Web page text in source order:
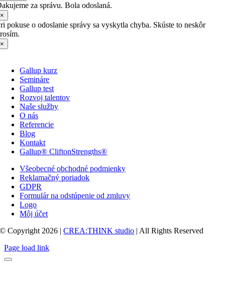
za správu. Bola odoslaná.
×
pokuse o odoslanie správy sa vyskytla chyba. Skúste to neskôr
×
Gallup kurz
Semináre
Gallup test
Rozvoj talentov
Naše služby
O nás
Referencie
Blog
Kontakt
Gallup® CliftonStrengths®
Všeobecné obchodné podmienky
Reklamačný poriadok
GDPR
Formulár na odstúpenie od zmluvy
Logo
Môj účet
© Copyright 2026 |CREA:THINK studio | All Rights Reserved
Page load link